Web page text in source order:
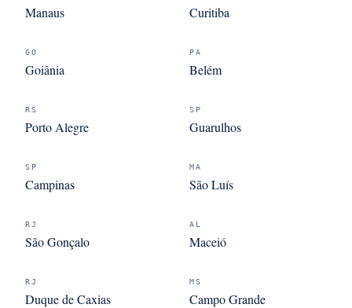
Manaus Curitiba
GO
Goiânia
PA
Belém
RS
Porto Alegre
SP
Guarulhos
SP
Campinas
MA
São Luís
RJ
São Gonçalo
AL
Maceió
RJ
Duque de Caxias
MS
Campo Grande